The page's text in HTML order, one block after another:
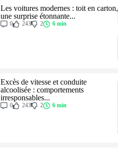
Les voitures modernes : toit en carton,
une surprise étonnante...
0 243 2 6 min
Excès de vitesse et conduite
alcoolisée : comportements
irresponsables...
0 243 2 6 min